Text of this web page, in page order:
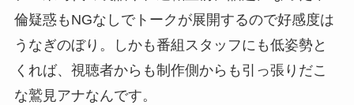
倫疑惑もNGなしでトークが展開するので好感度は
うなぎのぼり。しかも番組スタッフにも低姿勢と
くれば、視聴者からも制作側からも引っ張りだこ
な鷲見アナなんです。